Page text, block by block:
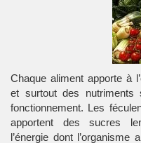
Chaque aliment apporte à
et surtout des nutriments
fonctionnement. Les
apportent des sucres
l’énergie dont